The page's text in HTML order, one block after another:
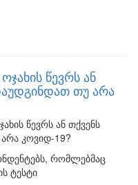
წევრს ან
თუ არა
წევრს ან თქვენს
კოვიდ-19?
რომლებმაც
ტესტი